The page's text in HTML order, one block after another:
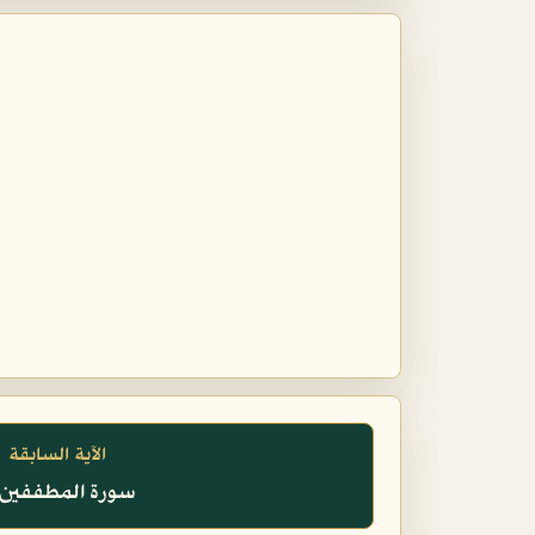
الآية السابقة
سورة